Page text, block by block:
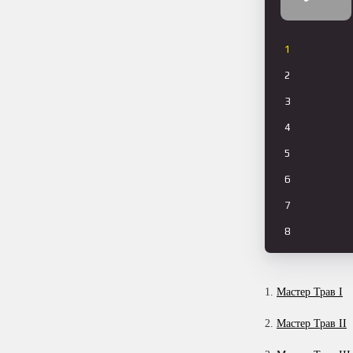
1
2
3
4
5
6
7
8
1. Мастер Трав I
2. Мастер Трав II